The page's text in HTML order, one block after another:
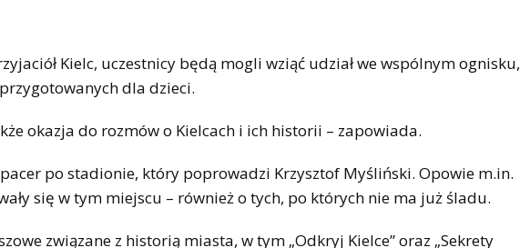
Kielc, uczestnicy będą mogli wziąć udział we wspólnym ognisku,
dla dzieci.
okazja do rozmów o Kielcach i ich historii – zapowiada.
po stadionie, który poprowadzi Krzysztof Myśliński. Opowie m.in.
się w tym miejscu – również o tych, po których nie ma już śladu.
związane z historią miasta, w tym „Odkryj Kielce” oraz „Sekrety